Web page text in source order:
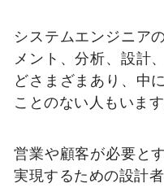
システムエンジニア
メント、分析、設計
どさまざまあり、中
ことのない人もいます
営業や顧客が必要と
実現するための設計